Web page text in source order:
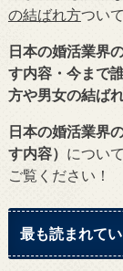
の結ばれ方つい
日本の婚活業界
す内容・今まで
方や男女の結ばれ
日本の婚活業界
す内容） につい
ご覧ください！
最も読まれて